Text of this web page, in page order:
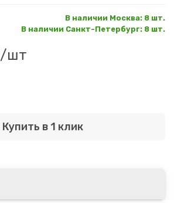
В наличии Москва: 8 шт.
В наличии Санкт-Петербург: 8 шт.
/шт
Купить в 1 клик